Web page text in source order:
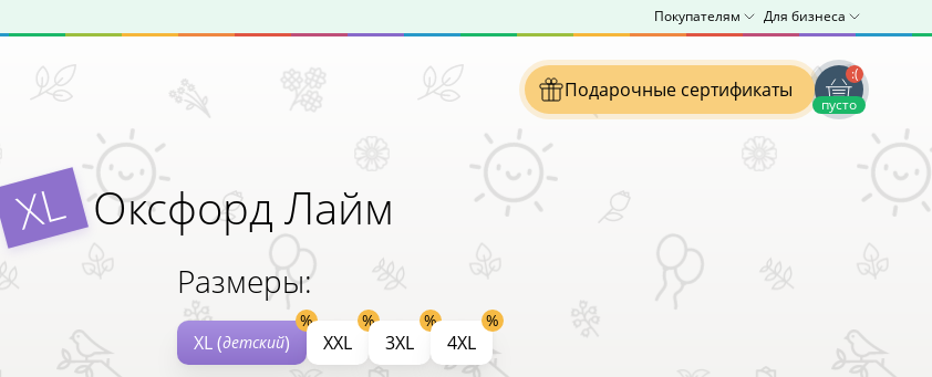
Покупателям Для бизнеса
Подарочные сертификаты
:(
пусто
XL Оксфорд Лайм
Размеры:
XL (детский) XXL 3XL 4XL